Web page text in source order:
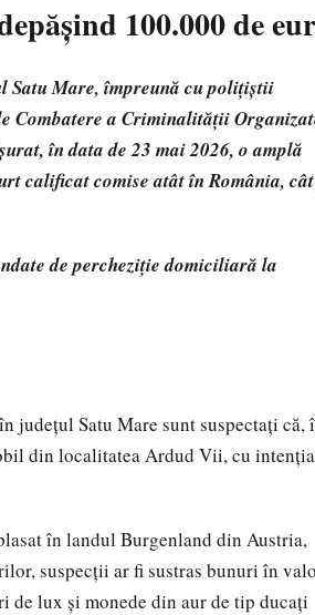
100.000 de
Satu Mare, împreună cu polițiștii
Combatere a Criminalității
în data de 23 mai 2026, o amplă
calificat comise atât în România,
de percheziție domiciliară la
Satu Mare sunt suspectați că,
din localitatea Ardud Vii, cu
în landul Burgenland din Austria,
suspecții ar fi sustras bunuri în
de lux și monede din aur de tip ducați